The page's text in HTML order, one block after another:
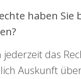
haben Sie
jederzeit das
Auskunft